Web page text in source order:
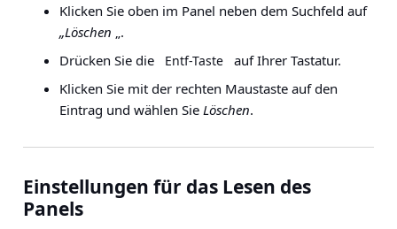
Klicken Sie oben im Panel neben dem Suchfeld auf
„Löschen „.
Drücken Sie die
Entf-Taste
auf Ihrer Tastatur.
Klicken Sie mit der rechten Maustaste auf den
Eintrag und wählen Sie Löschen.
Einstellungen für das Lesen des
Panels